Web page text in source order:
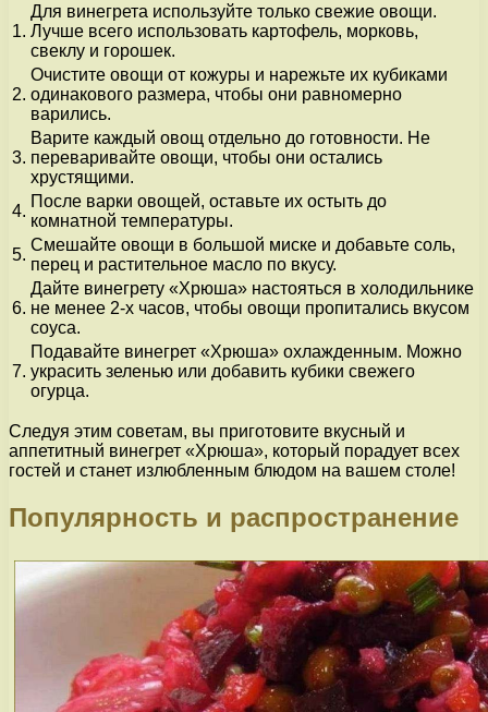
1.
Для винегрета используйте только свежие овощи.
Лучше всего использовать картофель, морковь,
свеклу и горошек.
2.
Очистите овощи от кожуры и нарежьте их кубиками
одинакового размера, чтобы они равномерно
варились.
3.
Варите каждый овощ отдельно до готовности. Не
переваривайте овощи, чтобы они остались
хрустящими.
4.
После варки овощей, оставьте их остыть до
комнатной температуры.
5.
Смешайте овощи в большой миске и добавьте соль,
перец и растительное масло по вкусу.
6.
Дайте винегрету «Хрюша» настояться в холодильнике
не менее 2-х часов, чтобы овощи пропитались вкусом
соуса.
7.
Подавайте винегрет «Хрюша» охлажденным. Можно
украсить зеленью или добавить кубики свежего
огурца.
Следуя этим советам, вы приготовите вкусный и
аппетитный винегрет «Хрюша», который порадует всех
гостей и станет излюбленным блюдом на вашем столе!
Популярность и распространение